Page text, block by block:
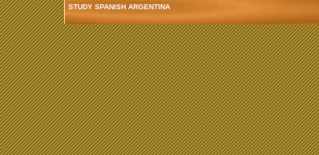
STUDY SPANISH ARGENTINA